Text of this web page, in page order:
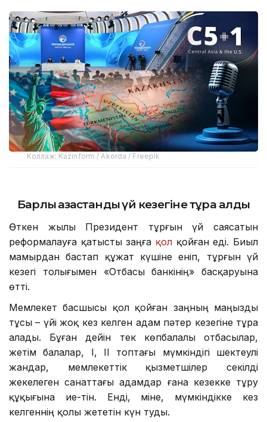
Коллаж: Kazinform / Akorda / Freepik
Барлық қазақстандық үй кезегіне тұра алды
Өткен жылы Президент тұрғын үй саясатын
реформалауға қатысты заңға қол қойған еді. Биыл
мамырдан бастап құжат күшіне еніп, тұрғын үй
кезегі толығымен «Отбасы банкінің» басқаруына
өтті.
Мемлекет басшысы қол қойған заңның маңызды
тұсы – үйі жоқ кез келген адам пәтер кезегіне тұра
алады. Бұған дейін тек көпбалалы отбасылар,
жетім балалар, I, II топтағы мүмкіндігі шектеулі
жандар, мемлекеттік қызметшілер секілді
жекелеген санаттағы адамдар ғана кезекке тұру
құқығына ие-тін. Енді, міне, мүмкіндікке кез
келгеннің қолы жететін күн туды.